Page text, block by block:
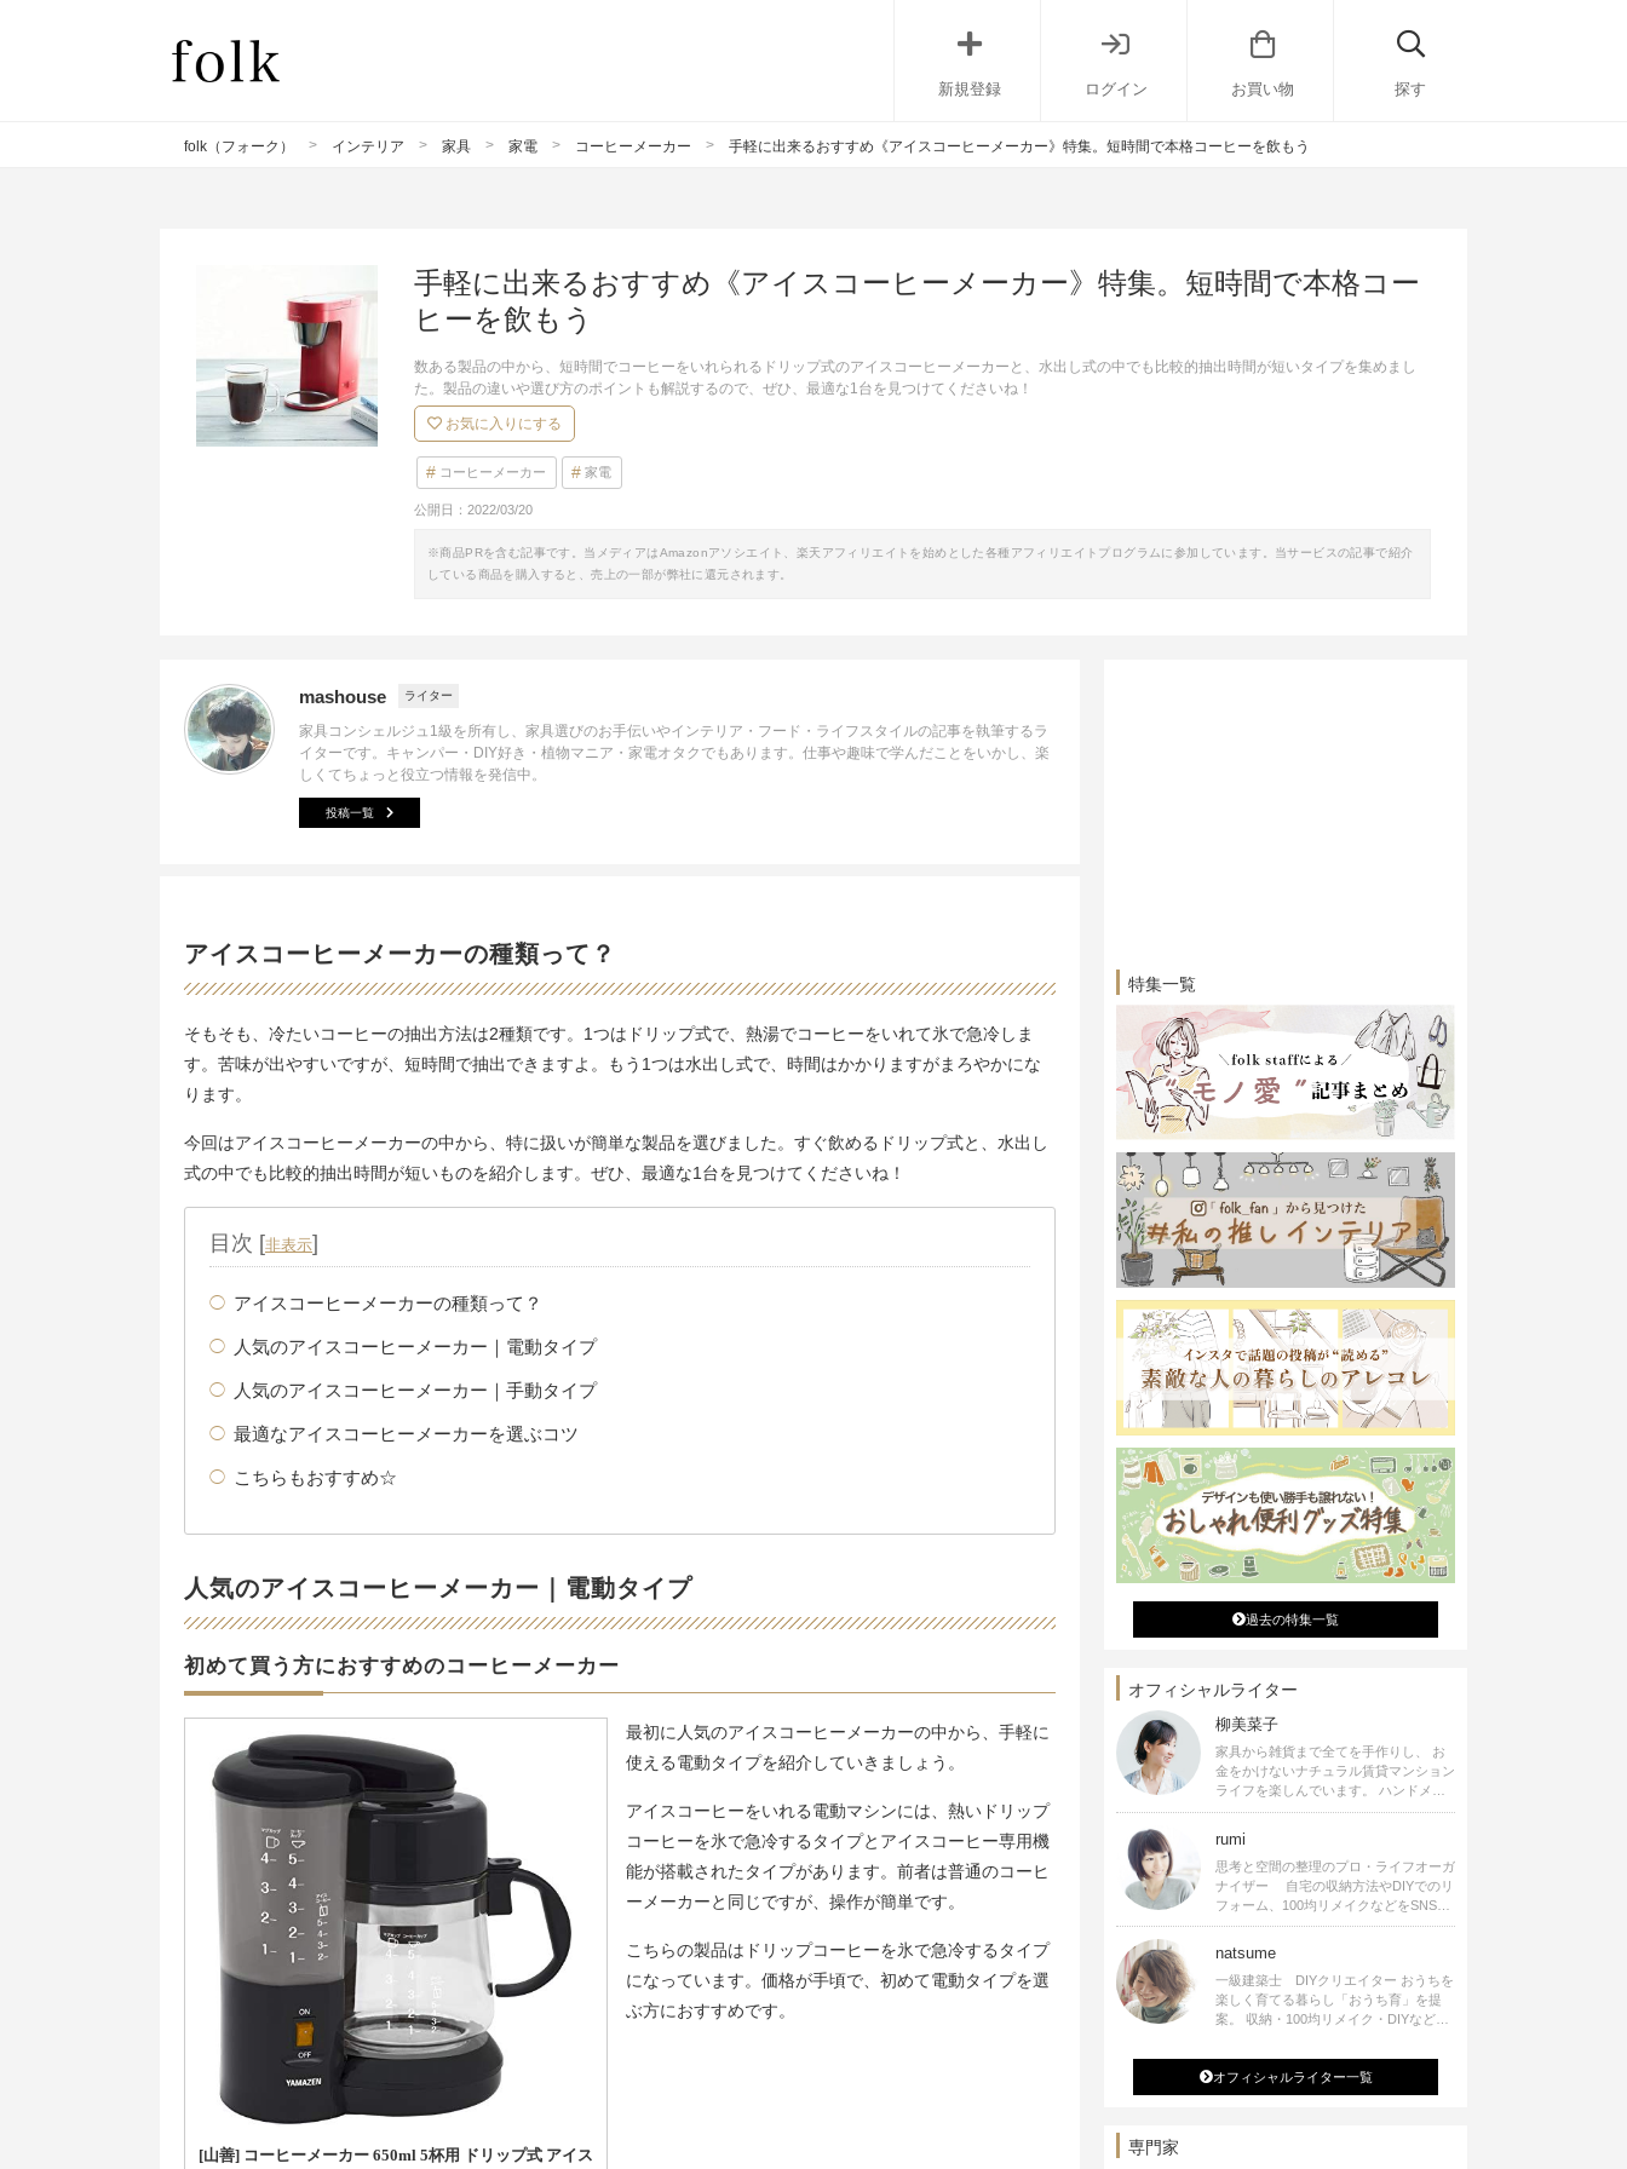
新規登録 ログイン お買い物 探す
folk（フォーク） インテリア 家具 家電 コーヒーメーカー 手軽に出来るおすすめ《アイスコーヒーメーカー》特集。短時間で本格コーヒーを飲もう
手軽に出来るおすすめ《アイスコーヒーメーカー》特集。短時間で本格コー
ヒーを飲もう
数ある製品の中から、短時間でコーヒーをいれられるドリップ式のアイスコーヒーメーカーと、水出し式の中でも比較的抽出時間が短いタイプを集めまし
た。製品の違いや選び方のポイントも解説するので、ぜひ、最適な1台を見つけてくださいね！
お気に入りにする
コーヒーメーカー 家電
公開日： 2022/03/20
※商品PRを含む記事です。当メディアはAmazonアソシエイト、楽天アフィリエイトを始めとした各種アフィリエイトプログラムに参加しています。当サービスの記事で紹介
している商品を購入すると、売上の一部が弊社に還元されます。
mashouse ライター
家具コンシェルジュ1級を所有し、家具選びのお手伝いやインテリア・フード・ライフスタイルの記事を執筆するラ
イターです。キャンパー・DIY好き・植物マニア・家電オタクでもあります。仕事や趣味で学んだことをいかし、楽
しくてちょっと役立つ情報を発信中。
投稿一覧
アイスコーヒーメーカーの種類って？
そもそも、冷たいコーヒーの抽出方法は2種類です。1つはドリップ式で、熱湯でコーヒーをいれて氷で急冷しま
す。苦味が出やすいですが、短時間で抽出できますよ。もう1つは水出し式で、時間はかかりますがまろやかにな
ります。
今回はアイスコーヒーメーカーの中から、特に扱いが簡単な製品を選びました。すぐ飲めるドリップ式と、水出し
式の中でも比較的抽出時間が短いものを紹介します。ぜひ、最適な1台を見つけてくださいね！
目次 [非表示]
アイスコーヒーメーカーの種類って？
人気のアイスコーヒーメーカー｜電動タイプ
人気のアイスコーヒーメーカー｜手動タイプ
最適なアイスコーヒーメーカーを選ぶコツ
こちらもおすすめ☆
人気のアイスコーヒーメーカー｜電動タイプ
初めて買う方におすすめのコーヒーメーカー
[山善] コーヒーメーカー 650ml 5杯用 ドリップ式 アイス
最初に人気のアイスコーヒーメーカーの中から、手軽に
使える電動タイプを紹介していきましょう。
アイスコーヒーをいれる電動マシンには、熱いドリップ
コーヒーを氷で急冷するタイプとアイスコーヒー専用機
能が搭載されたタイプがあります。前者は普通のコーヒ
ーメーカーと同じですが、操作が簡単です。
こちらの製品はドリップコーヒーを氷で急冷するタイプ
になっています。価格が手頃で、初めて電動タイプを選
ぶ方におすすめです。
特集一覧
過去の特集一覧
オフィシャルライター
柳美菜子
家具から雑貨まで全てを手作りし、 お
金をかけないナチュラル賃貸マンション
ライフを楽しんでいます。 ハンドメイ
ド雑貨やインテリアに関する著書も出
ます。
rumi
思考と空間の整理のプロ・ライフオーガ
ナイザー 自宅の収納方法やDIYでのリ
フォーム、100均リメイクなどをSNSで
公開中。 収納やリメイク、インテリア
シピ提供、店舗プロデュース 2016年９
月に宝島社より【Rumiのおうち時間を
楽しむインテリア】を出版しました。
natsume
一級建築士 DIYクリエイター おうちを
楽しく育てる暮らし「おうち育」を提
案。 収納・100均リメイク・DIYなどお
発信中。 著書 なつめさんちの新しい
のになつかしいアンティークな部屋つく
り 雑誌掲載・TV出演・コラム執筆・
オフィシャルライター一覧
専門家